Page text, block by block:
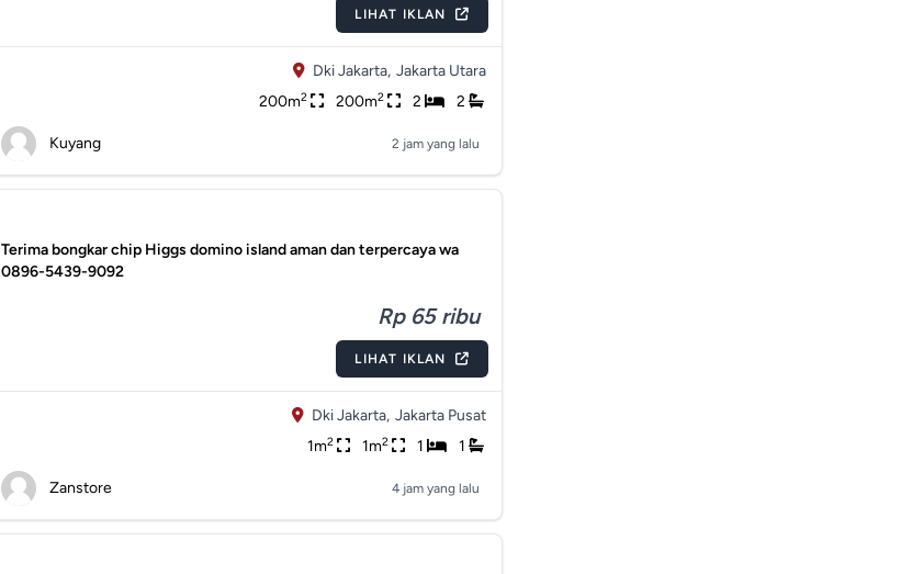
LIHAT IKLAN
Dki Jakarta, Jakarta Utara
200m2 200m2 2 2
Kuyang 2 jam yang lalu
Terima bongkar chip Higgs domino island aman dan terpercaya wa
0896-5439-9092
Rp 65 ribu
LIHAT IKLAN
Dki Jakarta, Jakarta Pusat
1m2 1m2 1 1
Zanstore 4 jam yang lalu